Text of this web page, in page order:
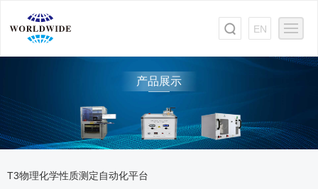
EN
产品展示
T3物理化学性质测定自动化平台